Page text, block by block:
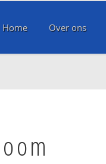
Home Over ons